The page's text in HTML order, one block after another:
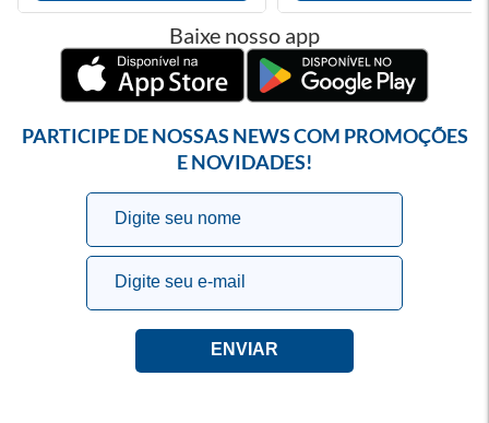
Baixe nosso app
PARTICIPE DE NOSSAS NEWS COM PROMOÇÕES
E NOVIDADES!